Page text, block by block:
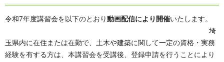
令和7年度講習会を以下のとおり動画配信により開催いたします。
埼
玉県内に在住または在勤で、土木や建築に関して一定の資格・実務
経験を有する方は、本講習会を受講後、登録申請を行うことにより